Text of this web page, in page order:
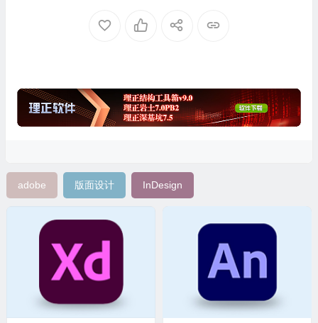
adobe 版面设计 InDesign